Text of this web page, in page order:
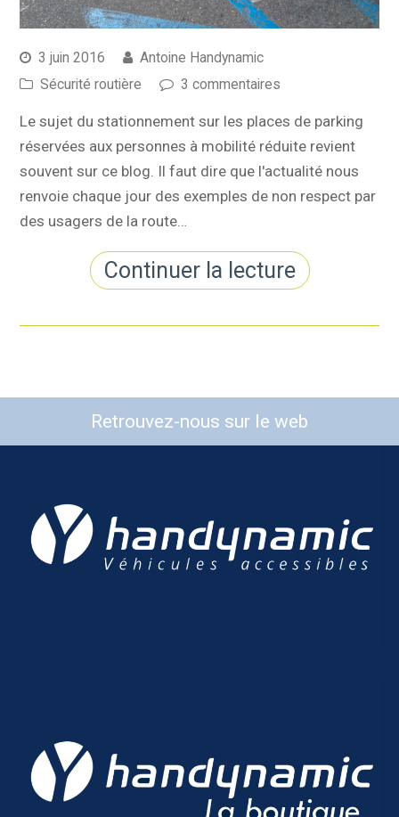
3 juin 2016
Antoine Handynamic
Sécurité routière
3 commentaires
Le sujet du stationnement sur les places de parking
réservées aux personnes à mobilité réduite revient
souvent sur ce blog. Il faut dire que l'actualité nous
renvoie chaque jour des exemples de non respect par
des usagers de la route…
Continuer la lecture
Retrouvez-nous sur le web